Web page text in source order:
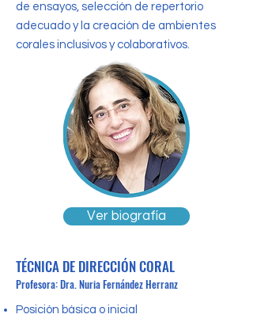
de ensayos, selección de repertorio
adecuado y la creación de ambientes
corales inclusivos y colaborativos.
Ver biografía
TÉCNICA DE DIRECCIÓN CORAL
Profesora: Dra. Nuria Fernández Herranz
Posición básica o inicial